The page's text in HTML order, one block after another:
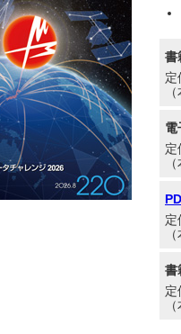
書
定
電
定
定
書
定